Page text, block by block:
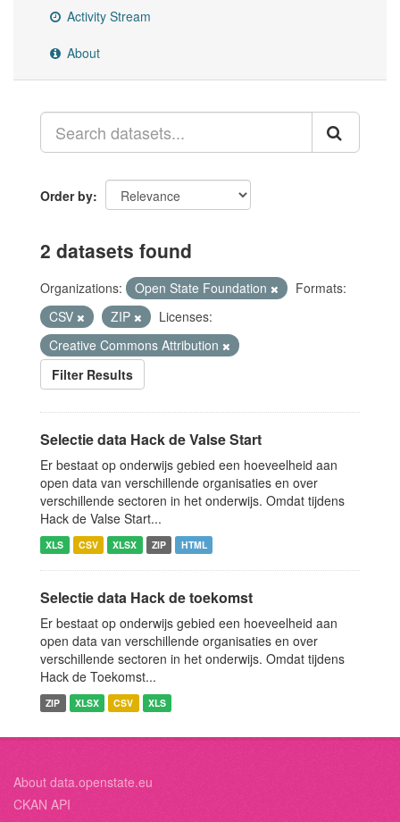
Activity Stream
About
Order by
2 datasets found
Organizations: Open State Foundation
Formats:
CSV
ZIP
Licenses:
Creative Commons Attribution
Filter Results
Selectie data Hack de Valse Start
Er bestaat op onderwijs gebied een hoeveelheid aan
open data van verschillende organisaties en over
verschillende sectoren in het onderwijs. Omdat tijdens
Hack de Valse Start...
XLS CSV XLSX ZIP HTML
Selectie data Hack de toekomst
Er bestaat op onderwijs gebied een hoeveelheid aan
open data van verschillende organisaties en over
verschillende sectoren in het onderwijs. Omdat tijdens
Hack de Toekomst...
ZIP XLSX CSV XLS
About data.openstate.eu
CKAN API